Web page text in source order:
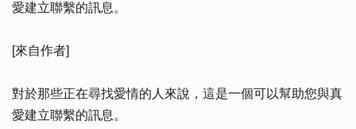
愛建立聯繫的訊息。
[來自作者]
對於那些正在尋找愛情的人來說，這是一個可以幫助您與真
愛建立聯繫的訊息。